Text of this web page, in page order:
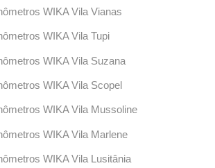
WIKA Vila Vianas
WIKA Vila Tupi
WIKA Vila Suzana
WIKA Vila Scopel
WIKA Vila Mussoline
WIKA Vila Marlene
WIKA Vila Lusitânia